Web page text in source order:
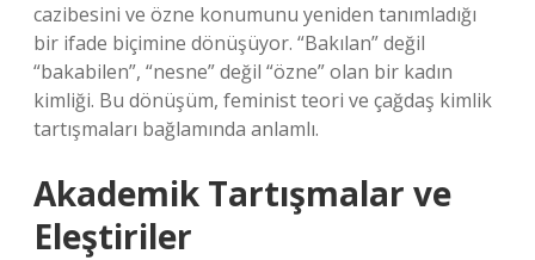
cazibesini ve özne konumunu yeniden tanımladığı
bir ifade biçimine dönüşüyor. “Bakılan” değil
“bakabilen”, “nesne” değil “özne” olan bir kadın
kimliği. Bu dönüşüm, feminist teori ve çağdaş kimlik
tartışmaları bağlamında anlamlı.
Akademik Tartışmalar ve
Eleştiriler